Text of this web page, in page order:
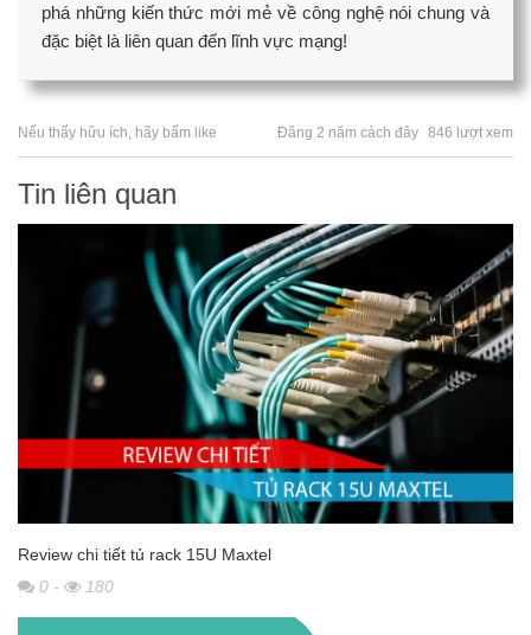
phá những kiến thức mới mẻ về công nghệ nói chung và
đặc biệt là liên quan đến lĩnh vực mạng!
Nếu thấy hữu ích, hãy bấm like Đăng 2 năm cách đây 846 lượt xem
Tin liên quan
Review chi tiết tủ rack 15U Maxtel
0 - 180